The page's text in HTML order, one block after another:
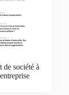
société à